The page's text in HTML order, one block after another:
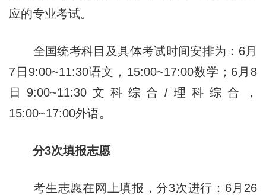
应的专业考试。
全国统考科目及具体考试时间安排为：6月
7日9:00~11:30语文，15:00~17:00数学；6月8
日9:00~11:30文科综合/理科综合，
15:00~17:00外语。
分3次填报志愿
考生志愿在网上填报，分3次进行：6月26